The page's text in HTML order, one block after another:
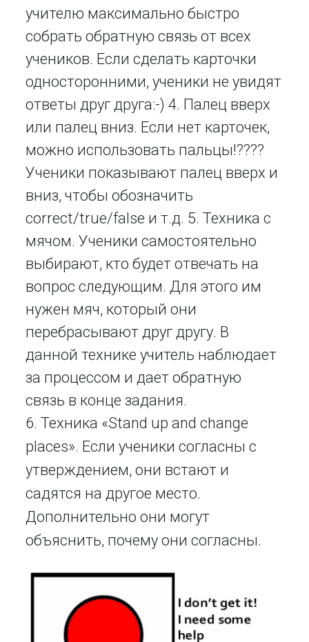
учителю максимально быстро
собрать обратную связь от всех
учеников. Если сделать карточки
односторонними, ученики не увидят
ответы друг друга:-) 4. Палец вверх
или палец вниз. Если нет карточек,
можно использовать пальцы!????
Ученики показывают палец вверх и
вниз, чтобы обозначить
correct/true/false и т.д. 5. Техника с
мячом. Ученики самостоятельно
выбирают, кто будет отвечать на
вопрос следующим. Для этого им
нужен мяч, который они
перебрасывают друг другу. В
данной технике учитель наблюдает
за процессом и дает обратную
связь в конце задания.
6. Техника «Stand up and change
places». Если ученики согласны с
утверждением, они встают и
садятся на другое место.
Дополнительно они могут
объяснить, почему они согласны.